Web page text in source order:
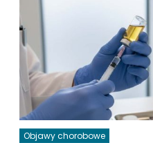
Objawy chorobowe